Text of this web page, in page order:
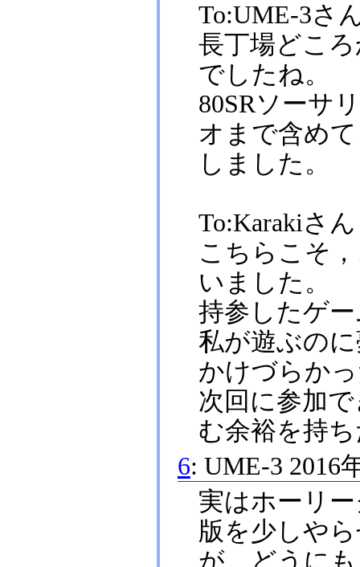
To:UME-3さ
長丁場どこ
でしたね。
80SRソーサ
オまで含め
しました。
To:Karakiさん
こちらこそ
いました。
持参したゲ
私が遊ぶの
かけづらか
次回に参加
む余裕を持
6: UME-3 2016
実はホーリ
版を少しや
が、どうに